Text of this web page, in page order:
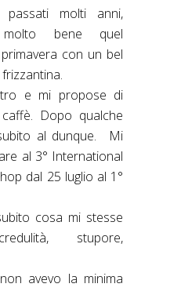
passati molti anni,
bene quel
con un bel
e mi propose di
Dopo qualche
al dunque. Mi
al 3° International
dal 25 luglio al 1°
cosa mi stesse
stupore,
avevo la minima